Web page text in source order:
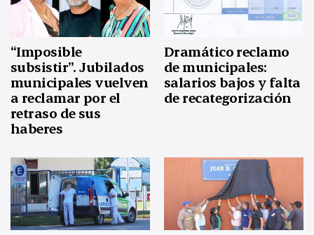
“Imposible
subsistir”. Jubilados
municipales vuelven
a reclamar por el
retraso de sus
haberes
Dramático reclamo
de municipales:
salarios bajos y falta
de recategorización